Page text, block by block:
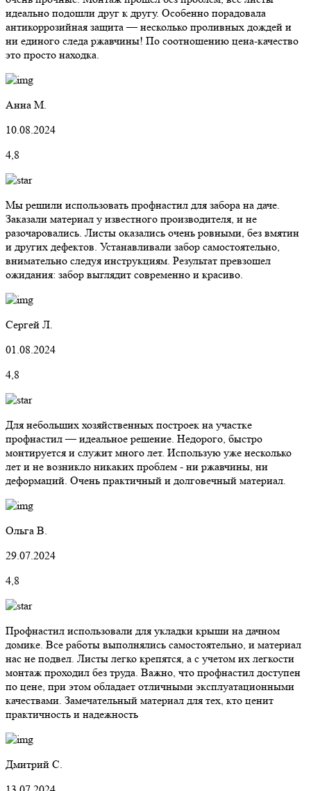
идеально подошли друг к другу. Особенно порадовала
антикоррозийная защита — несколько проливных дождей и
ни единого следа ржавчины! По соотношению цена-качество
это просто находка.
Анна М.
10.08.2024
4,8
Мы решили использовать профнастил для забора на даче.
Заказали материал у известного производителя, и не
разочаровались. Листы оказались очень ровными, без вмятин
и других дефектов. Устанавливали забор самостоятельно,
внимательно следуя инструкциям. Результат превзошел
ожидания: забор выглядит современно и красиво.
Сергей Л.
01.08.2024
4,8
Для небольших хозяйственных построек на участке
профнастил — идеальное решение. Недорого, быстро
монтируется и служит много лет. Использую уже несколько
лет и не возникло никаких проблем - ни ржавчины, ни
деформаций. Очень практичный и долговечный материал.
Ольга В.
29.07.2024
4,8
Профнастил использовали для укладки крыши на дачном
домике. Все работы выполнялись самостоятельно, и материал
нас не подвел. Листы легко крепятся, а с учетом их легкости
монтаж проходил без труда. Важно, что профнастил доступен
по цене, при этом обладает отличными эксплуатационными
качествами. Замечательный материал для тех, кто ценит
практичность и надежность
Дмитрий С.